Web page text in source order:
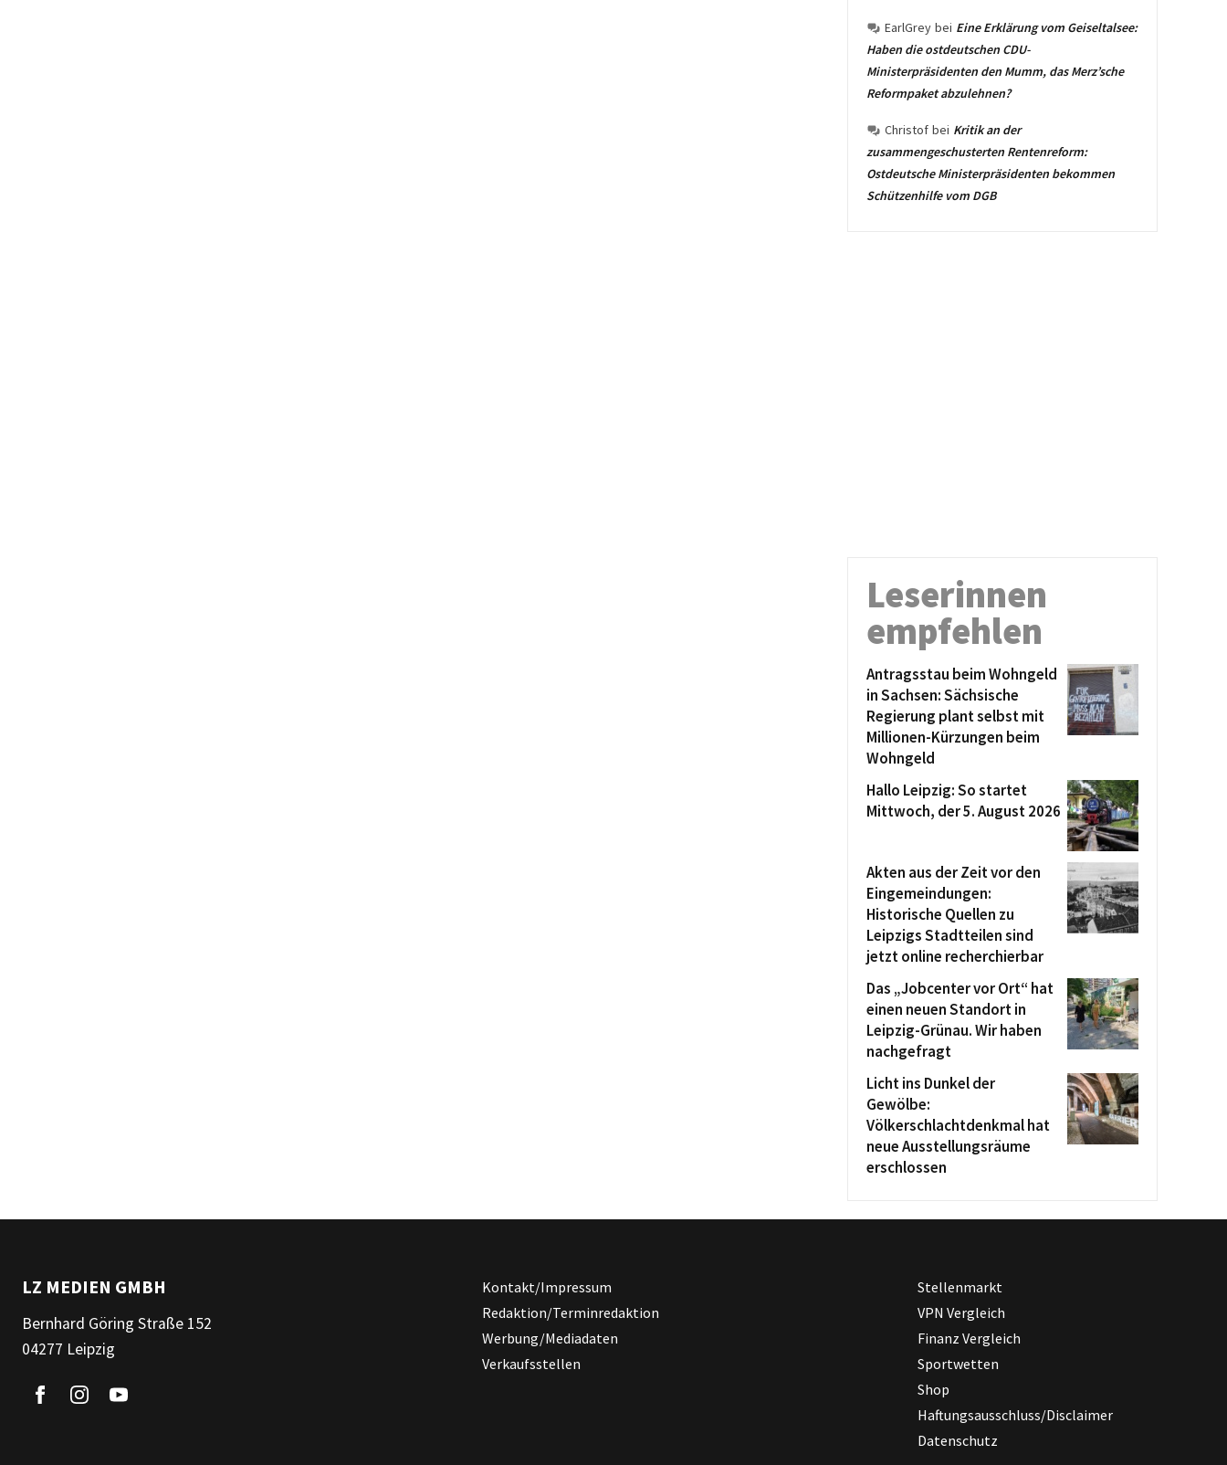
EarlGrey bei Eine Erklärung vom Geiseltalsee:
Haben die ostdeutschen CDU-
Ministerpräsidenten den Mumm, das Merz’sche
Reformpaket abzulehnen?
Christof bei Kritik an der
zusammengeschusterten Rentenreform:
Ostdeutsche Ministerpräsidenten bekommen
Schützenhilfe vom DGB
Leserinnen
empfehlen
Antragsstau beim Wohngeld
in Sachsen: Sächsische
Regierung plant selbst mit
Millionen-Kürzungen beim
Wohngeld
Hallo Leipzig: So startet
Mittwoch, der 5. August 2026
Akten aus der Zeit vor den
Eingemeindungen:
Historische Quellen zu
Leipzigs Stadtteilen sind
jetzt online recherchierbar
Das „Jobcenter vor Ort“ hat
einen neuen Standort in
Leipzig-Grünau. Wir haben
nachgefragt
Licht ins Dunkel der
Gewölbe:
Völkerschlachtdenkmal hat
neue Ausstellungsräume
erschlossen
LZ MEDIEN GMBH
Bernhard Göring Straße 152
04277 Leipzig
Kontakt/Impressum
Redaktion/Terminredaktion
Werbung/Mediadaten
Verkaufsstellen
Stellenmarkt
VPN Vergleich
Finanz Vergleich
Sportwetten
Shop
Haftungsausschluss/Disclaimer
Datenschutz